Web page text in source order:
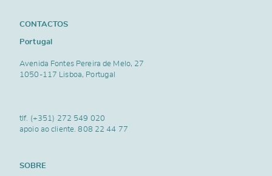
CONTACTOS
Portugal
Avenida Fontes Pereira de Melo, 27
1050-117 Lisboa, Portugal
tlf. (+351) 272 549 020
apoio ao cliente.808 22 44 77
SOBRE